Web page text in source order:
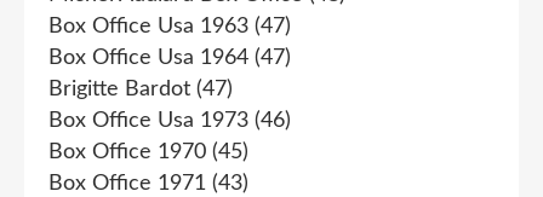
Box Office Usa 1963 (47)
Box Office Usa 1964 (47)
Brigitte Bardot (47)
Box Office Usa 1973 (46)
Box Office 1970 (45)
Box Office 1971 (43)